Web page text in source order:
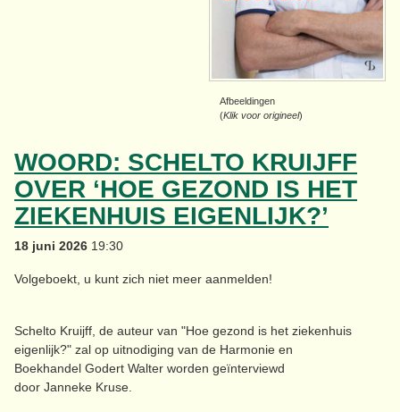
Afbeeldingen
(Klik voor origineel)
WOORD: SCHELTO KRUIJFF
OVER ‘HOE GEZOND IS HET
ZIEKENHUIS EIGENLIJK?’
18 juni 2026 19:30
Volgeboekt, u kunt zich niet meer aanmelden!
Schelto Kruijff, de auteur van "Hoe gezond is het ziekenhuis
eigenlijk?" zal op uitnodiging van de Harmonie en
Boekhandel Godert Walter worden geïnterviewd
door Janneke Kruse.